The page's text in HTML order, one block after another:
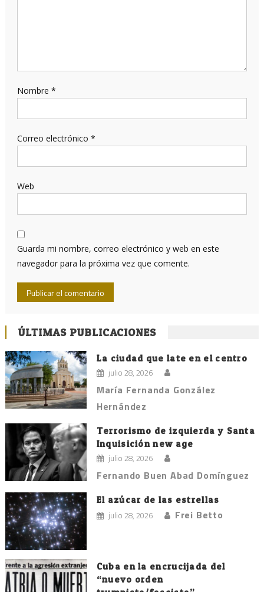
Nombre *
Correo electrónico *
Web
Guarda mi nombre, correo electrónico y web en este
navegador para la próxima vez que comente.
ÚLTIMAS PUBLICACIONES
La ciudad que late en el centro
julio 28, 2026
María Fernanda González
Hernández
Terrorismo de izquierda y Santa
Inquisición new age
julio 28, 2026
Fernando Buen Abad Domínguez
El azúcar de las estrellas
julio 28, 2026 Frei Betto
Cuba en la encrucijada del
“nuevo orden